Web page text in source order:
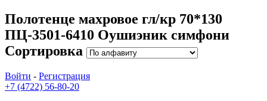
Полотенце махровое гл/кр 70*130
ПЦ-3501-6410 Оушиэник симфони
Сортировка
Войти - Регистрация
+7 (4722) 56-80-20